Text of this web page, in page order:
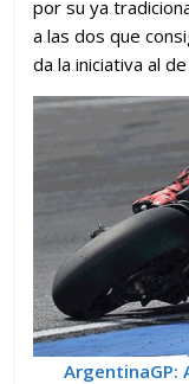
por su ya
a las dos que
da la iniciativa al
ArgentinaGP: